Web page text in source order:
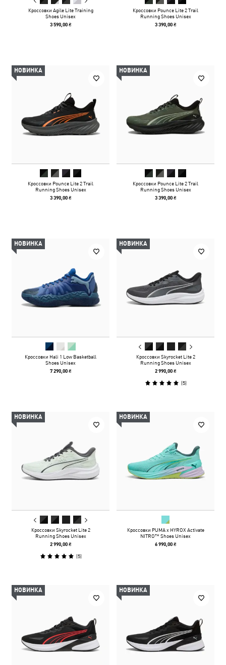
Кроссовки Agile Lite Training
Shoes Unisex
3 590,00 ₴
Кроссовки Pounce Lite 2 Trail
Running Shoes Unisex
3 390,00 ₴
НОВИНКА
Кроссовки Pounce Lite 2 Trail
Running Shoes Unisex
3 390,00 ₴
НОВИНКА
Кроссовки Pounce Lite 2 Trail
Running Shoes Unisex
3 390,00 ₴
НОВИНКА
Кроссовки Hali 1 Low Basketball
Shoes Unisex
7 290,00 ₴
НОВИНКА
Кроссовки Skyrocket Lite 2
Running Shoes Unisex
2 990,00 ₴
(5)
НОВИНКА
Кроссовки Skyrocket Lite 2
Running Shoes Unisex
2 990,00 ₴
(5)
НОВИНКА
Кроссовки PUMA x HYROX Activate
NITRO™ Shoes Unisex
6 990,00 ₴
НОВИНКА НОВИНКА